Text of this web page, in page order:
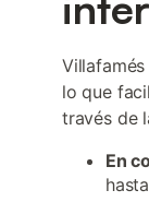
lo que
través de
En